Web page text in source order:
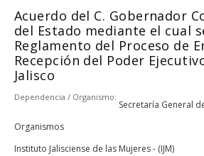
Acuerdo del C. Gobernador
del Estado mediante el cual
Reglamento del Proceso de
Recepción del Poder
Jalisco
Dependencia / Organismo:
Secretaría General
Organismos
Instituto Jalisciense de las Mujeres - (IJM)